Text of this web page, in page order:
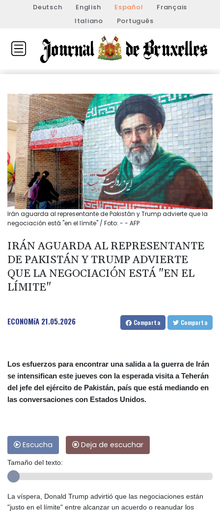
Deutsch English Español
Français
Italiano
Português
Irán aguarda al representante de Pakistán y Trump advierte que la
negociación está "en el límite" / Foto: - - AFP
IRÁN AGUARDA AL REPRESENTANTE
DE PAKISTÁN Y TRUMP ADVIERTE
QUE LA NEGOCIACIÓN ESTÁ "EN EL
LÍMITE"
ECONOMíA 21.05.2026 Comparta Comparta
Los esfuerzos para encontrar una salida a la guerra de Irán
se intensifican este jueves con la esperada visita a Teherán
del jefe del ejército de Pakistán, país que está mediando en
las conversaciones con Estados Unidos.
Escucha Deja de escuchar
Tamaño del texto:
La víspera, Donald Trump advirtió que las negociaciones están
"justo en el límite" entre alcanzar un acuerdo o reanudar los